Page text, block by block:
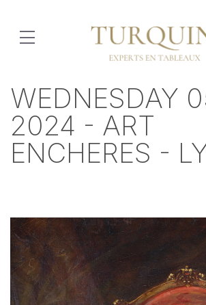
WEDNESDAY
2024 - ART
ENCHERES -